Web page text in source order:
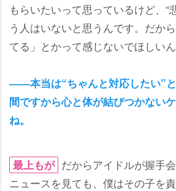
もらいたいって思っているけど、“
う人はいないと思うんです。だか
てる」とかって感じないでほしいん
――本当は“ちゃんと対応したい”
間ですから心と体が結びつかない
ね。
最上もが だからアイドルが握手
ニュースを見ても、僕はその子を